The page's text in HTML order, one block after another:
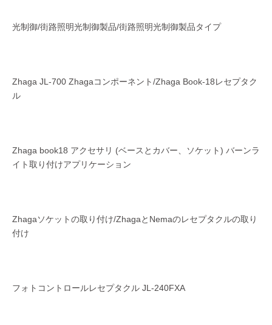
光制御/街路照明光制御製品/街路照明光制御製品タイプ
Zhaga JL-700 Zhagaコンポーネント/Zhaga Book-18レセプタク
ル
Zhaga book18 アクセサリ (ベースとカバー、ソケット) バーンラ
イト取り付けアプリケーション
Zhagaソケットの取り付け/ZhagaとNemaのレセプタクルの取り
付け
フォトコントロールレセプタクル JL-240FXA